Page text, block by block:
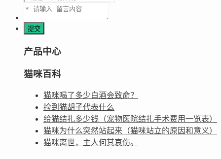
产品中心
猫咪百科
猫咪喝了多少白酒会致命？
捡到猫胡子代表什么
给猫结扎多少钱（宠物医院结扎手术费用一览表）
猫咪为什么突然站起来（猫咪站立的原因和意义）
猫咪离世，主人何其哀伤。